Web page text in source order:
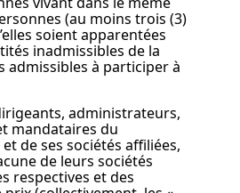
(au moins trois (3)
soient apparentées
inadmissibles de la
admissibles à participer à
administrateurs,
mandataires du
de ses sociétés affiliées,
de leurs sociétés
respectives et des